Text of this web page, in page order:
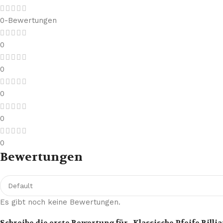
0-Bewertungen
0
0
0
0
0
Bewertungen
Es gibt noch keine Bewertungen.